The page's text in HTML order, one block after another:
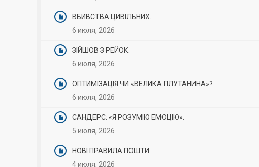
ВБИВСТВА ЦИВІЛЬНИХ.
6 июля, 2026
ЗІЙШОВ З РЕЙОК.
6 июля, 2026
ОПТИМІЗАЦІЯ ЧИ «ВЕЛИКА ПЛУТАНИНА»?
6 июля, 2026
САНДЕРС: «Я РОЗУМІЮ ЕМОЦІЮ».
5 июля, 2026
НОВІ ПРАВИЛА ПОШТИ.
4 июля, 2026